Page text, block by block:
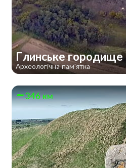
Глинське городище
Археологічна пам'ятка
346 км